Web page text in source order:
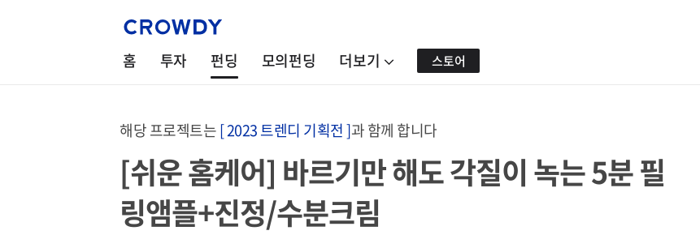
홈 투자 펀딩 모의펀딩 더보기 스토어
해당 프로젝트는[ 2023 트렌디 기획전 ]과 함께 합니다
[쉬운 홈케어] 바르기만 해도 각질이 녹는 5분 필
링앰플+진정/수분크림